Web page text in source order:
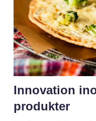
Innovation
produkter